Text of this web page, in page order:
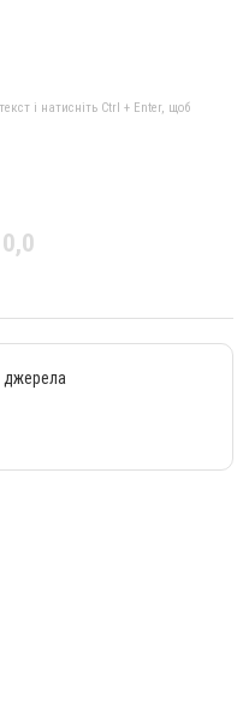
і натисніть Ctrl + Enter, щоб
0,0
джерела